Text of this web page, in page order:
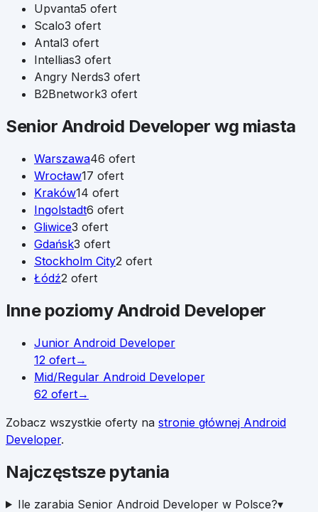
Upvanta5 ofert
Scalo3 ofert
Antal3 ofert
Intellias3 ofert
Angry Nerds3 ofert
B2Bnetwork3 ofert
Senior Android Developer wg miasta
Warszawa46 ofert
Wrocław17 ofert
Kraków14 ofert
Ingolstadt6 ofert
Gliwice3 ofert
Gdańsk3 ofert
Stockholm City2 ofert
Łódź2 ofert
Inne poziomyAndroid Developer
Junior Android Developer
12 ofert→
Mid/Regular Android Developer
62 ofert→
Zobacz wszystkie oferty na stronie głównej Android
Developer.
Najczęstsze pytania
Ile zarabia Senior Android Developer w Polsce?▾